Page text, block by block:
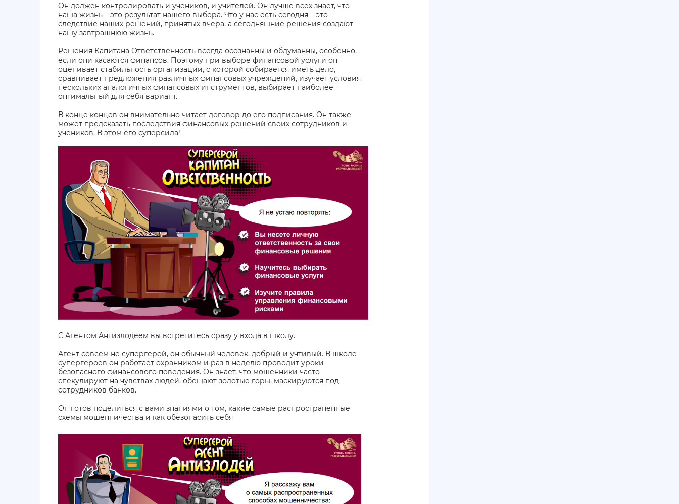
Он должен контролировать и учеников, и учителей. Он лучше всех знает, что
наша жизнь – это результат нашего выбора. Что у нас есть сегодня – это
следствие наших решений, принятых вчера, а сегодняшние решения создают
нашу завтрашнюю жизнь.
Решения Капитана Ответственность всегда осознанны и обдуманны, особенно,
если они касаются финансов. Поэтому при выборе финансовой услуги он
оценивает стабильность организации, с которой собирается иметь дело,
сравнивает предложения различных финансовых учреждений, изучает условия
нескольких аналогичных финансовых инструментов, выбирает наиболее
оптимальный для себя вариант.
В конце концов он внимательно читает договор до его подписания. Он также
может предсказать последствия финансовых решений своих сотрудников и
учеников. В этом его суперсила!
С Агентом Антизлодеем вы встретитесь сразу у входа в школу.
Агент совсем не супергерой, он обычный человек, добрый и учтивый. В школе
супергероев он работает охранником и раз в неделю проводит уроки
безопасного финансового поведения. Он знает, что мошенники часто
спекулируют на чувствах людей, обещают золотые горы, маскируются под
сотрудников банков.
Он готов поделиться с вами знаниями о том, какие самые распространенные
схемы мошенничества и как обезопасить себя